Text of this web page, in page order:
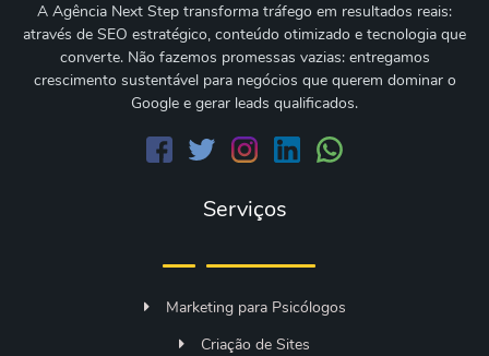
A Agência Next Step transforma tráfego em resultados reais:
através de SEO estratégico, conteúdo otimizado e tecnologia que
converte. Não fazemos promessas vazias: entregamos
crescimento sustentável para negócios que querem dominar o
Google e gerar leads qualificados.
Serviços
Marketing para Psicólogos
Criação de Sites